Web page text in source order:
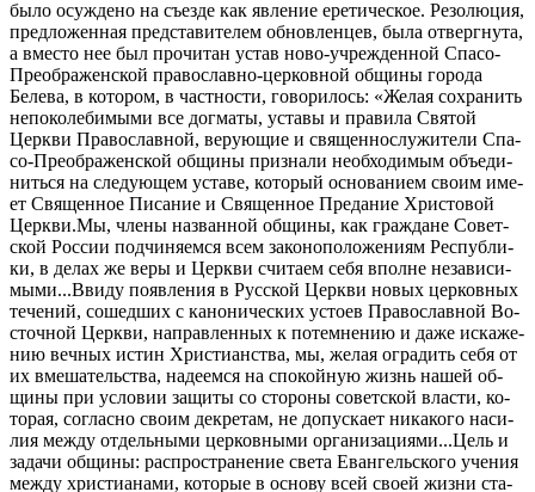
бы­ло осуж­де­но на съез­де как яв­ле­ние ере­ти­че­ское. Ре­зо­лю­ция,
пред­ло­жен­ная пред­ста­ви­те­лем об­нов­лен­цев, бы­ла от­верг­ну­та,
а вме­сто нее был про­чи­тан устав но­во-учре­жден­ной Спа­со-
Пре­об­ра­жен­ской пра­во­слав­но-цер­ков­ной об­щи­ны го­ро­да
Беле­ва, в ко­то­ром, в част­но­сти, го­во­ри­лось: «Же­лая со­хра­нить
непо­ко­ле­би­мы­ми все дог­ма­ты, уста­вы и пра­ви­ла Свя­той
Церк­ви Пра­во­слав­ной, ве­ру­ю­щие и свя­щен­но­слу­жи­те­ли Спа­
со-Пре­об­ра­жен­ской об­щи­ны при­зна­ли необ­хо­ди­мым объ­еди­
нить­ся на сле­ду­ю­щем уста­ве, ко­то­рый ос­но­ва­ни­ем сво­им име­
ет Свя­щен­ное Пи­са­ние и Свя­щен­ное Пре­да­ние Хри­сто­вой
Церк­ви.Мы, чле­ны на­зван­ной об­щи­ны, как граж­дане Со­вет­
ской Рос­сии под­чи­ня­ем­ся всем за­ко­но­по­ло­же­ни­ям Рес­пуб­ли­
ки, в де­лах же ве­ры и Церк­ви счи­та­ем се­бя вполне неза­ви­си­
мы­ми...Вви­ду по­яв­ле­ния в Рус­ской Церк­ви но­вых цер­ков­ных
те­че­ний, со­шед­ших с ка­но­ни­че­ских усто­ев Пра­во­слав­ной Во­
сточ­ной Церк­ви, на­прав­лен­ных к по­тем­не­нию и да­же ис­ка­же­
нию веч­ных ис­тин Хри­сти­ан­ства, мы, же­лая огра­дить се­бя от
их вме­ша­тель­ства, на­де­ем­ся на спо­кой­ную жизнь на­шей об­
щи­ны при усло­вии за­щи­ты со сто­ро­ны со­вет­ской вла­сти, ко­
то­рая, со­глас­но сво­им де­кре­там, не до­пус­ка­ет ни­ка­ко­го на­си­
лия меж­ду от­дель­ны­ми цер­ков­ны­ми ор­га­ни­за­ци­я­ми...Цель и
за­да­чи об­щи­ны: рас­про­стра­не­ние све­та Еван­гель­ско­го уче­ния
меж­ду хри­сти­а­на­ми, ко­то­рые в ос­но­ву всей сво­ей жиз­ни ста­